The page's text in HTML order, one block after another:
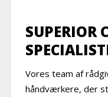
SUPERIOR
Vores team af
håndværkere, der